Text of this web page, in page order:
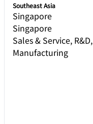
Southeast Asia
Singapore
Singapore
Sales & Service, R&D,
Manufacturing